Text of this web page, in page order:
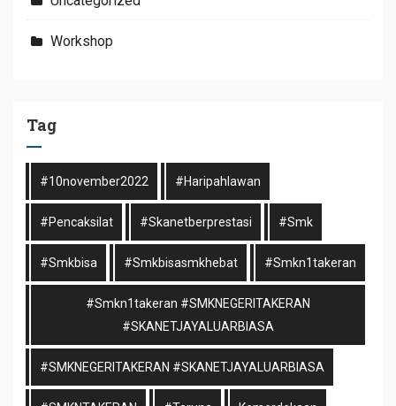
Workshop
Tag
#10november2022 #haripahlawan
#pencaksilat #skanetberprestasi #smk
#smkbisa #smkbisasmkhebat #smkn1takeran
#smkn1takeran #SMKNEGERITAKERAN
#SKANETJAYALUARBIASA
#SMKNEGERITAKERAN #SKANETJAYALUARBIASA